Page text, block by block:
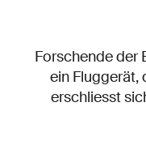
Forschende der
ein Fluggerät,
erschliesst